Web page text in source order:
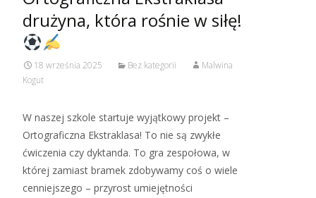
drużyna, która rośnie w siłę!
18 września 2025 Bez kategorii
Malwina
Kogut
W naszej szkole startuje wyjątkowy projekt –
Ortograficzna Ekstraklasa! To nie są zwykłe
ćwiczenia czy dyktanda. To gra zespołowa, w
której zamiast bramek zdobywamy coś o wiele
cenniejszego – przyrost umiejętności